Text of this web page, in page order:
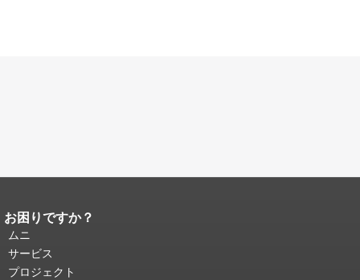
ページコンテンツの終わり。
ジの残りの部分はすべてのページで繰
り返されます。
頭に戻る。
お困りですか？
ムニ
サービス
プロジェクト